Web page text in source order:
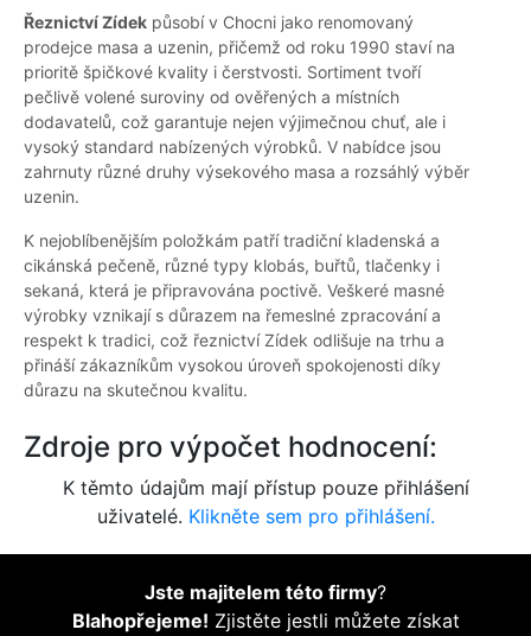
Řeznictví Zídek působí v Chocni jako renomovaný
prodejce masa a uzenin, přičemž od roku 1990 staví na
prioritě špičkové kvality i čerstvosti. Sortiment tvoří
pečlivě volené suroviny od ověřených a místních
dodavatelů, což garantuje nejen výjimečnou chuť, ale i
vysoký standard nabízených výrobků. V nabídce jsou
zahrnuty různé druhy výsekového masa a rozsáhlý výběr
uzenin.
K nejoblíbenějším položkám patří tradiční kladenská a
cikánská pečeně, různé typy klobás, buřtů, tlačenky i
sekaná, která je připravována poctivě. Veškeré masné
výrobky vznikají s důrazem na řemeslné zpracování a
respekt k tradici, což řeznictví Zídek odlišuje na trhu a
přináší zákazníkům vysokou úroveň spokojenosti díky
důrazu na skutečnou kvalitu.
Zdroje pro výpočet hodnocení:
K těmto údajům mají přístup pouze přihlášení
uživatelé. Klikněte sem pro přihlášení.
Jste majitelem této firmy?
Blahopřejeme! Zjistěte jestli můžete získat